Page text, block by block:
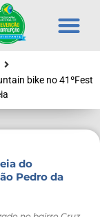
bike no 41ºFest
do
Pedro da